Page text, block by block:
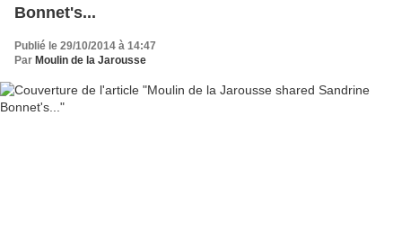
Bonnet's...
Publié le 29/10/2014 à 14:47
Par Moulin de la Jarousse